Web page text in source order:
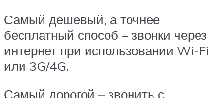
Самый дешевый, а точнее
бесплатный способ – звонки через
интернет при использовании Wi-Fi
или 3G/4G.
Самый дорогой – звонить с